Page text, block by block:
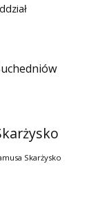
Skarżysko